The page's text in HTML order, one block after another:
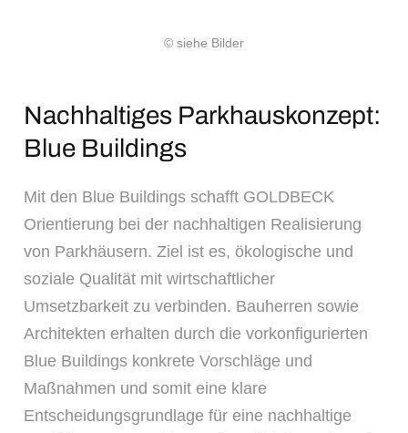
© siehe Bilder
Nachhaltiges Parkhauskonzept:
Blue Buildings
Mit den Blue Buildings schafft GOLDBECK
Orientierung bei der nachhaltigen Realisierung
von Parkhäusern. Ziel ist es, ökologische und
soziale Qualität mit wirtschaftlicher
Umsetzbarkeit zu verbinden. Bauherren sowie
Architekten erhalten durch die vorkonfigurierten
Blue Buildings konkrete Vorschläge und
Maßnahmen und somit eine klare
Entscheidungsgrundlage für eine nachhaltige